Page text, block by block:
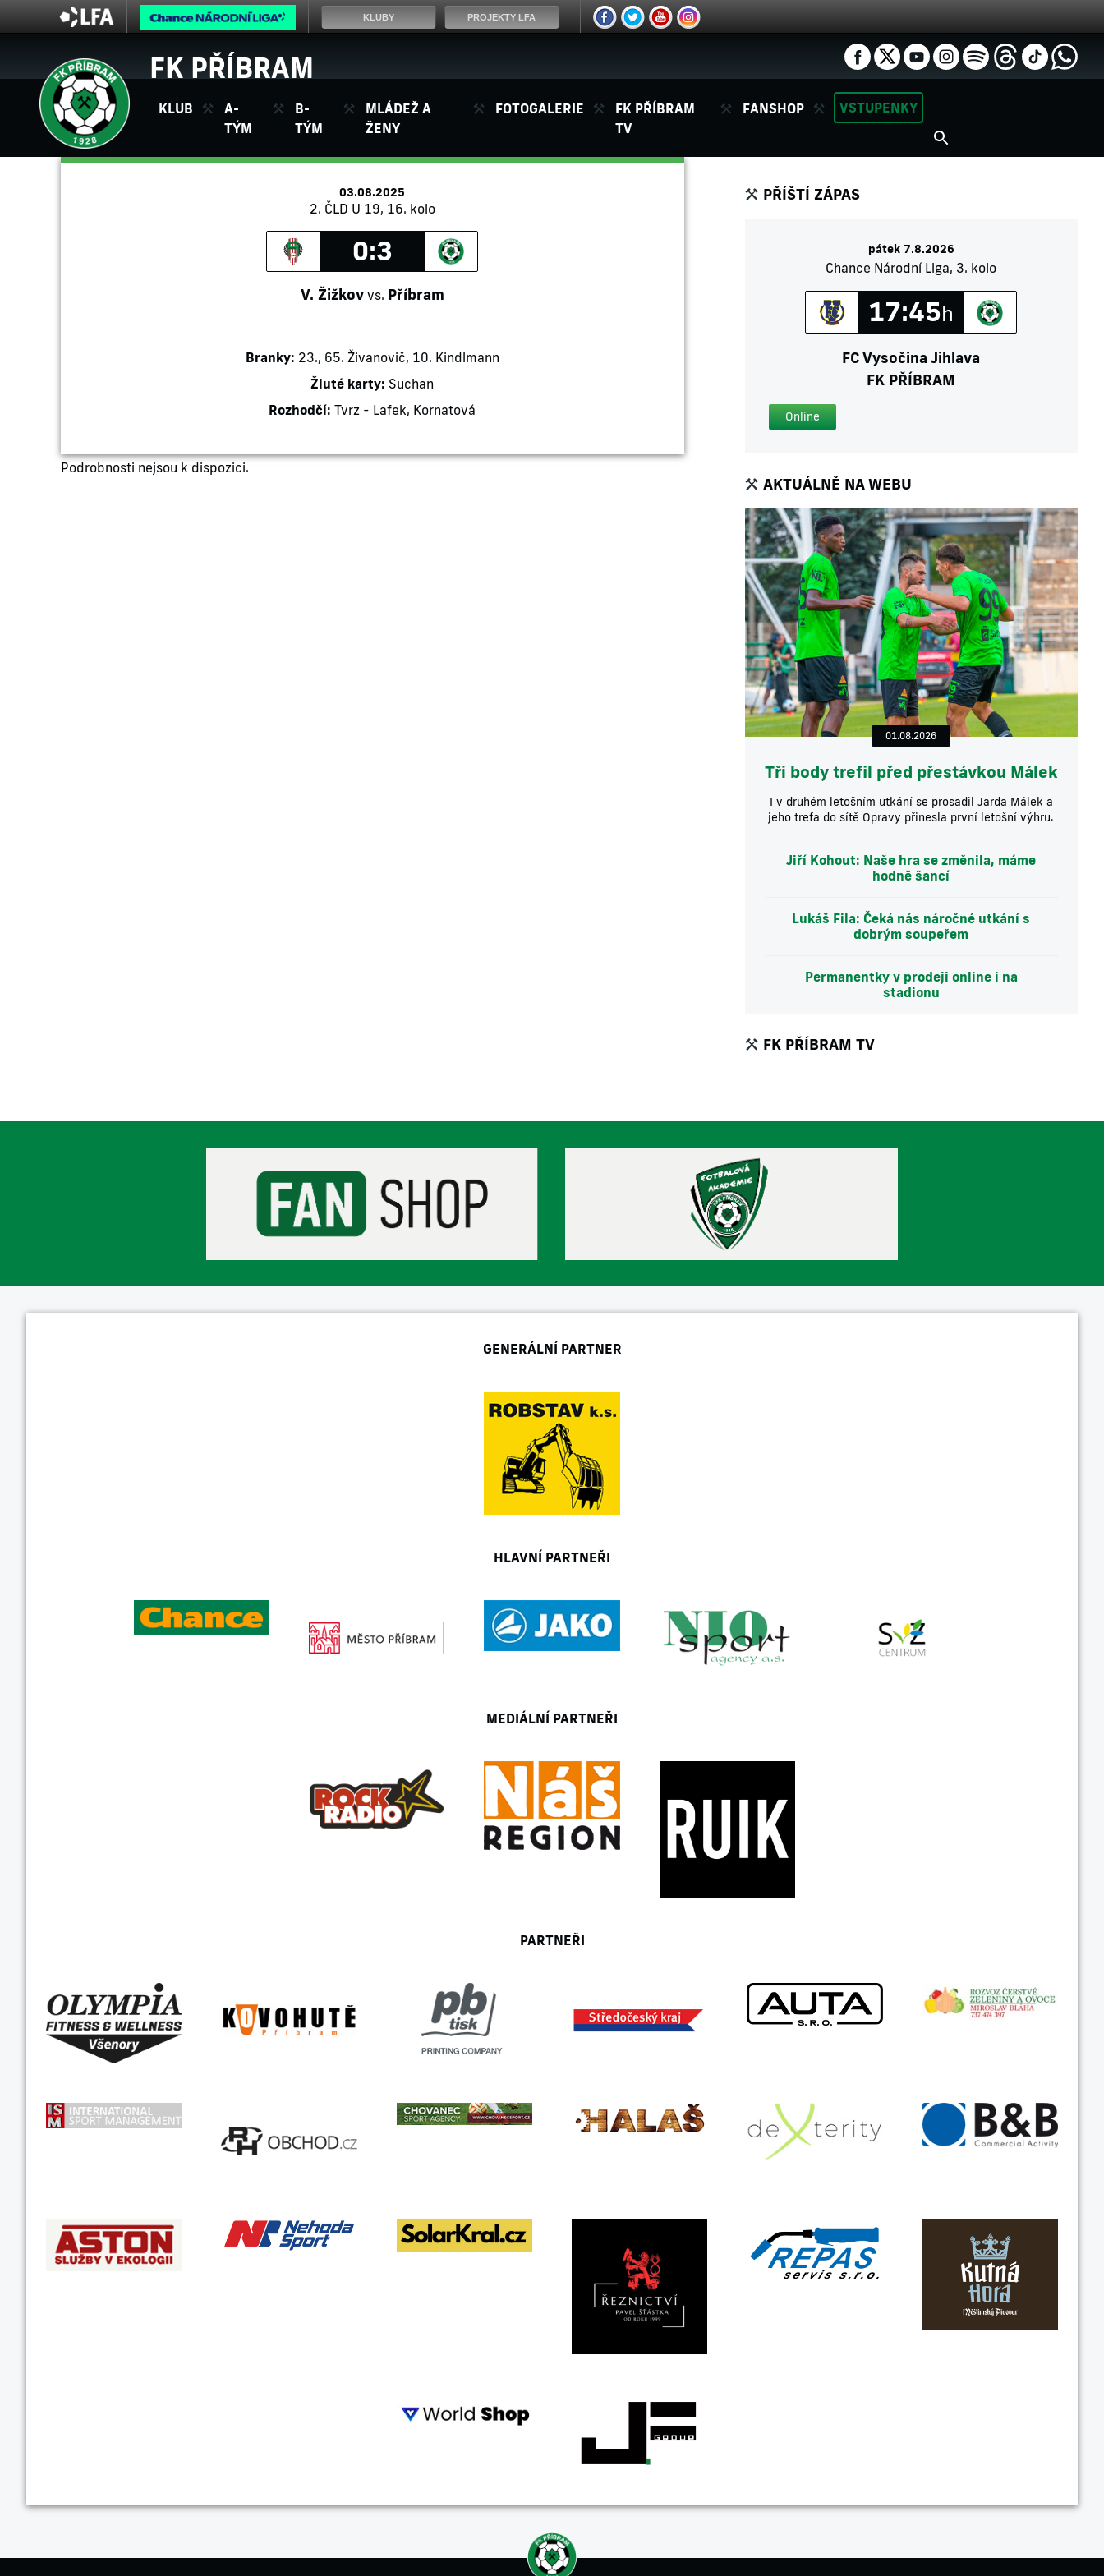
FK PŘÍBRAM
KLUB
A-
TÝM
B-
TÝM
MLÁDEŽ A
ŽENY
FOTOGALERIE
FK PŘÍBRAM
TV
FANSHOP VSTUPENKY
03.08.2025
2. ČLD U 19, 16. kolo
0:3
V. Žižkovvs. Příbram
Branky: 23., 65. Živanovič, 10. Kindlmann
Žluté karty: Suchan
Rozhodčí: Tvrz - Lafek, Kornatová
Podrobnosti nejsou k dispozici.
PŘÍŠTÍ ZÁPAS
pátek 7.8.2026
Chance Národní Liga, 3. kolo
17:45h
FC Vysočina Jihlava
FK PŘÍBRAM
Online
AKTUÁLNĚ NA WEBU
01.08.2026
Tři body trefil před přestávkou Málek
I v druhém letošním utkání se prosadil Jarda Málek a
jeho trefa do sítě Opravy přinesla první letošní výhru.
Jiří Kohout: Naše hra se změnila, máme
hodně šancí
Lukáš Fila: Čeká nás náročné utkání s
dobrým soupeřem
Permanentky v prodeji online i na
stadionu
FK PŘÍBRAM TV
GENERÁLNÍ PARTNER
HLAVNÍ PARTNEŘI
MEDIÁLNÍ PARTNEŘI
PARTNEŘI
KLUBY PROJEKTY LFA